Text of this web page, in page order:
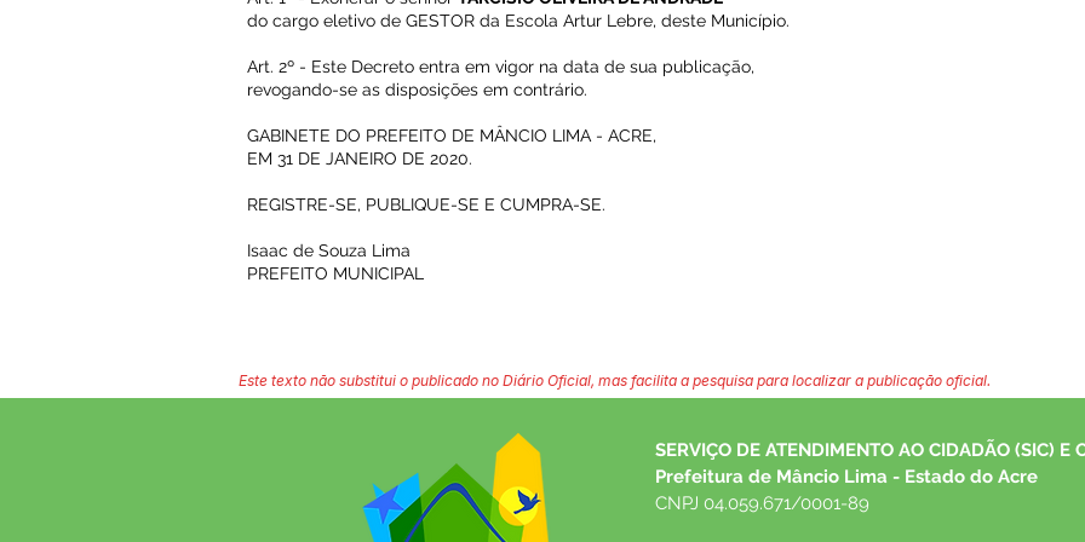
do cargo eletivo de GESTOR da Escola Artur Lebre, deste Município.
Art. 2º - Este Decreto entra em vigor na data de sua publicação,
revogando-se as disposições em contrário.
GABINETE DO PREFEITO DE MÂNCIO LIMA - ACRE,
EM 31 DE JANEIRO DE 2020.
REGISTRE-SE, PUBLIQUE-SE E CUMPRA-SE.
Isaac de Souza Lima
PREFEITO MUNICIPAL
Este texto não substitui o publicado no Diário Oficial, mas facilita a pesquisa para localizar a publicação oficial.
SERVIÇO DE ATENDIMENTO AO CIDADÃO (SIC) E
Prefeitura de Mâncio Lima - Estado do Acre
CNPJ 04.059.671/0001-89